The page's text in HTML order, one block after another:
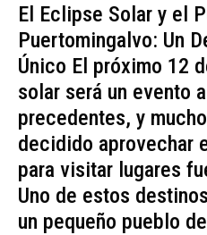
El Eclipse Solar y el
Puertomingalvo: Un
Único El próximo 12
solar será un evento
precedentes, y
decidido aprovechar
para visitar lugares
Uno de estos
un pequeño pueblo